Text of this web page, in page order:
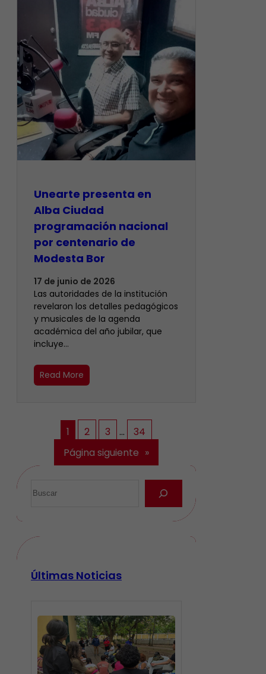
​Unearte presenta en
Alba Ciudad
programación nacional
por centenario de
Modesta Bor
17 de junio de 2026
Las autoridades de la institución
revelaron los detalles pedagógicos
y musicales de la agenda
académica del año jubilar, que
incluye…
Read More
1 2 3 …
34
Página siguiente »
Últimas Noticias